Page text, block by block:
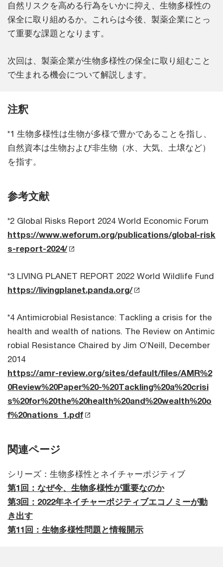
自然リスクを高める行為をいかに抑え、生物多様性の
保全に取り組めるか。これらは今後、製薬企業にとっ
て重要な課題となります。
次回は、製薬企業が生物多様性の保全に取り組むこと
で生まれる機会について解説します。
注釈
*1 生物多様性は生物が多様で豊かであることを指し、
自然資本は生物および非生物（水、大気、土壌など）
を指す。
参考文献
*2 Global Risks Report 2024 World Economic Forum
https://www.weforum.org/publications/global-risk
s-report-2024/
*3 LIVING PLANET REPORT 2022 World Wildlife Fund
https://livingplanet.panda.org/
*4 Antimicrobial Resistance: Tackling a crisis for the
health and wealth of nations. The Review on Antimic
robial Resistance Chaired by Jim O’Neill, December
2014
https://amr-review.org/sites/default/files/AMR%2
0Review%20Paper%20-%20Tackling%20a%20crisi
s%20for%20the%20health%20and%20wealth%20o
f%20nations_1.pdf
関連ページ
シリーズ：生物多様性とネイチャーポジティブ
第1回：なぜ今、生物多様性が重要なのか
第3回：2022年ネイチャーポジティブエコノミーが動
き出す
第11回：生物多様性問題と情報開示